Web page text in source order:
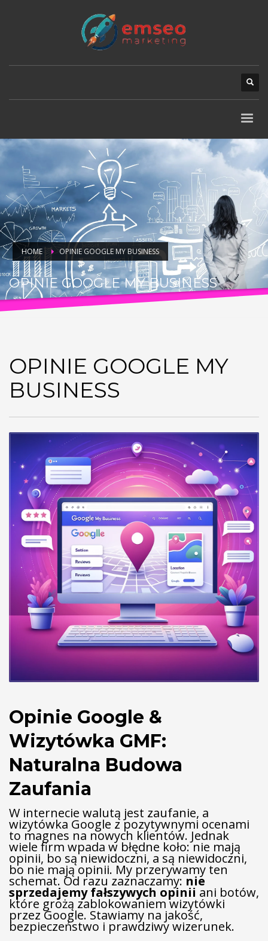
HOME OPINIE GOOGLE MY BUSINESS
OPINIE GOOGLE MY BUSINESS
OPINIE GOOGLE MY
BUSINESS
Opinie Google &
Wizytówka GMF:
Naturalna Budowa
Zaufania
W internecie walutą jest zaufanie, a
wizytówka Google z pozytywnymi ocenami
to magnes na nowych klientów. Jednak
wiele firm wpada w błędne koło: nie mają
opinii, bo są niewidoczni, a są niewidoczni,
bo nie mają opinii. My przerywamy ten
schemat. Od razu zaznaczamy: nie
sprzedajemy fałszywych opinii ani botów,
które grożą zablokowaniem wizytówki
przez Google. Stawiamy na jakość,
bezpieczeństwo i prawdziwy wizerunek.